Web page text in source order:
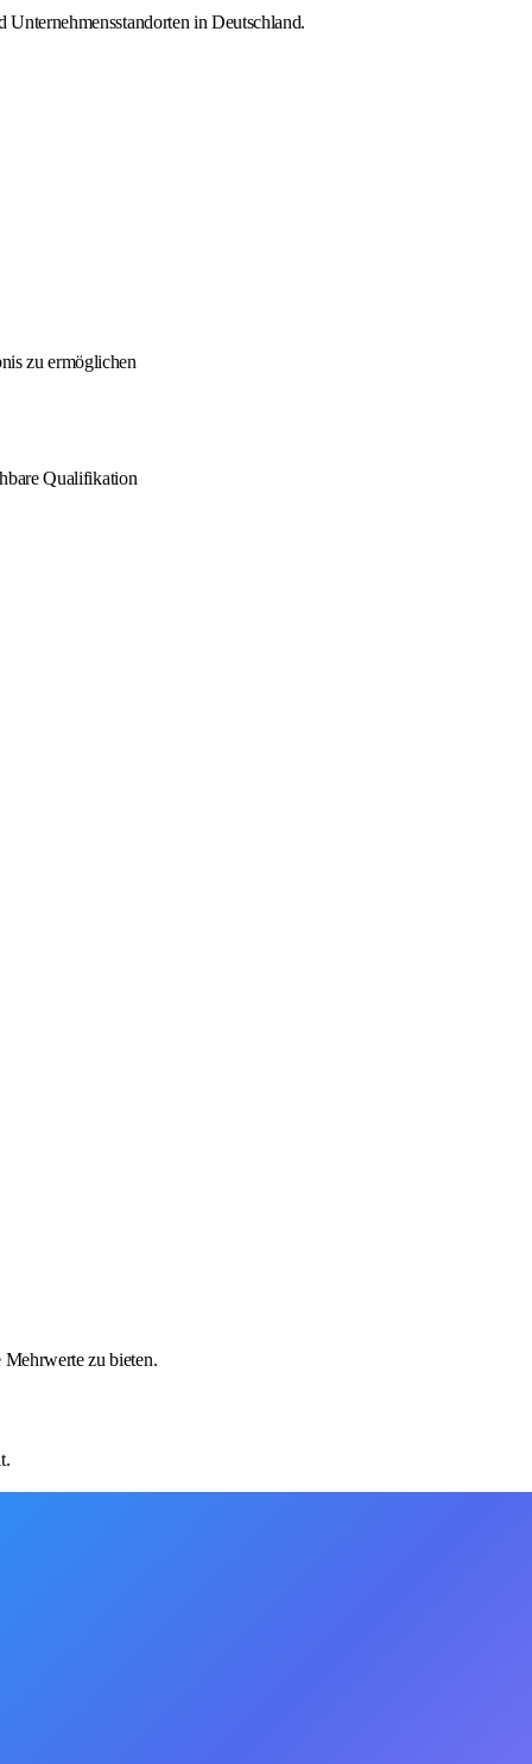
in Deutschland.
zu ermöglichen
Qualifikation
zu bieten.